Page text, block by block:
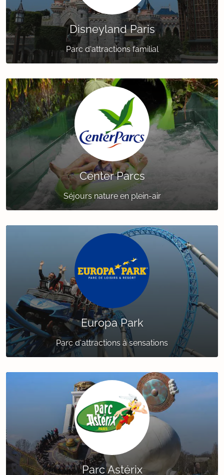
Disneyland Paris
Parc d'attractions familial
Center Parcs
Séjours nature en plein-air
Europa Park
Parc d'attractions à sensations
Parc Astérix